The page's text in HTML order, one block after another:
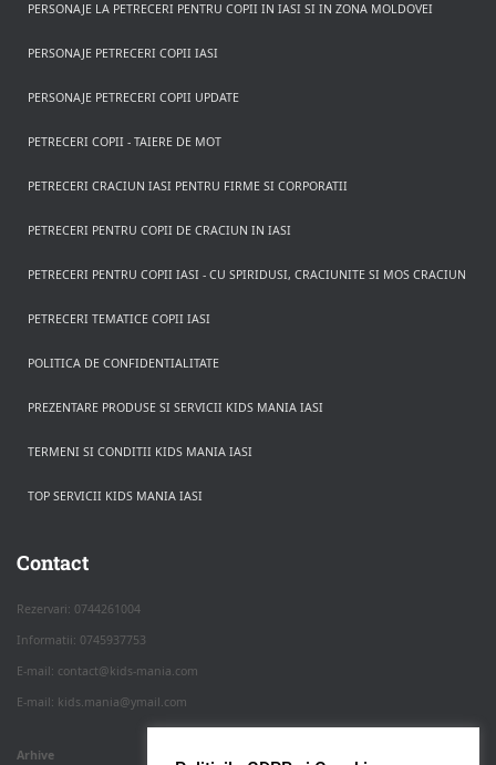
PERSONAJE LA PETRECERI PENTRU COPII IN IASI SI IN ZONA MOLDOVEI
PERSONAJE PETRECERI COPII IASI
PERSONAJE PETRECERI COPII UPDATE
PETRECERI COPII - TAIERE DE MOT
PETRECERI CRACIUN IASI PENTRU FIRME SI CORPORATII
PETRECERI PENTRU COPII DE CRACIUN IN IASI
PETRECERI PENTRU COPII IASI - CU SPIRIDUSI, CRACIUNITE SI MOS CRACIUN
PETRECERI TEMATICE COPII IASI
POLITICA DE CONFIDENTIALITATE
PREZENTARE PRODUSE SI SERVICII KIDS MANIA IASI
TERMENI SI CONDITII KIDS MANIA IASI
TOP SERVICII KIDS MANIA IASI
Contact
Rezervari: 0744261004
Informatii: 0745937753
E-mail: contact@kids-mania.com
E-mail: kids.mania@ymail.com
Arhive
Apasa pe o categorie ca sa vezi serviciile.
PETRECERI COPII